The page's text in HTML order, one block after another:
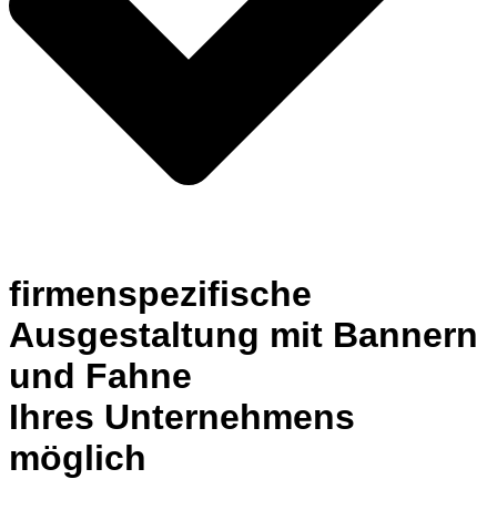
firmenspezifische
Ausgestaltung mit Bannern
und Fahne
Ihres Unternehmens
möglich